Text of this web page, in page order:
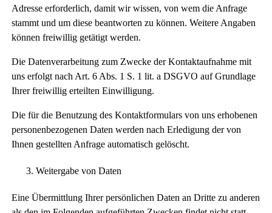
Adresse erforderlich, damit wir wissen, von wem die Anfrage
stammt und um diese beantworten zu können. Weitere Angaben
können freiwillig getätigt werden.
Die Datenverarbeitung zum Zwecke der Kontaktaufnahme mit
uns erfolgt nach Art. 6 Abs. 1 S. 1 lit. a DSGVO auf Grundlage
Ihrer freiwillig erteilten Einwilligung.
Die für die Benutzung des Kontaktformulars von uns erhobenen
personenbezogenen Daten werden nach Erledigung der von
Ihnen gestellten Anfrage automatisch gelöscht.
Weitergabe von Daten
Eine Übermittlung Ihrer persönlichen Daten an Dritte zu anderen